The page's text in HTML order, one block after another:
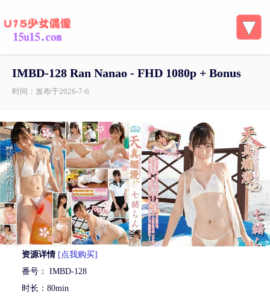
IMBD-128 Ran Nanao - FHD 1080p + Bonus
时间：发布于2026-7-6
资源详情 [点我购买]
番号： IMBD-128
时长：80min